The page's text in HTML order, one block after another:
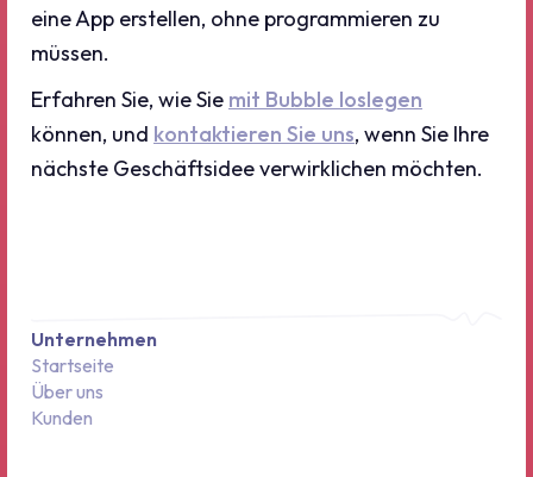
eine App erstellen, ohne programmieren zu
müssen.
Erfahren Sie, wie Sie mit Bubble loslegen
können, und kontaktieren Sie uns, wenn Sie Ihre
nächste Geschäftsidee verwirklichen möchten.
Unternehmen
Startseite
Über uns
Kunden